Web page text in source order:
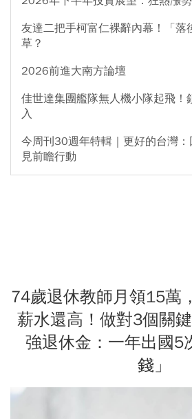
友達二把手柯富仁裸辭內幕！「落
草？
2026前進大南方論壇
佳世達集團艦隊無人機小隊起飛！
入
今周刊30週年特輯｜更好的台灣
見前瞻行動
74歲退休教師月領15萬
薪水還高！做對3個關
強退休金：一年出國5
錢」